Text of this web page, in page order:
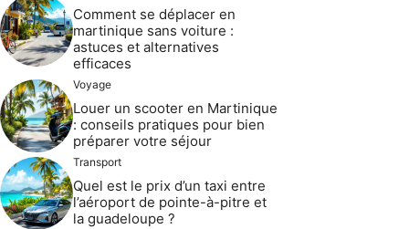
Comment se déplacer en
martinique sans voiture :
astuces et alternatives
efficaces
Voyage
Louer un scooter en Martinique
: conseils pratiques pour bien
préparer votre séjour
Transport
Quel est le prix d’un taxi entre
l’aéroport de pointe-à-pitre et
la guadeloupe ?